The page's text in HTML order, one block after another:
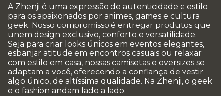
A Zhenji é uma expressão de autenticidade e estilo
para os apaixonados por animes, games e cultura
geek. Nosso compromisso é entregar produtos que
unem design exclusivo, conforto e versatilidade.
Seja para criar looks únicos em eventos elegantes,
esbanjar atitude em encontros casuais ou relaxar
com estilo em casa, nossas camisetas e oversizes se
adaptam a você, oferecendo a confiança de vestir
algo único, de altíssima qualidade. Na Zhenji, o geek
e o fashion andam lado a lado.